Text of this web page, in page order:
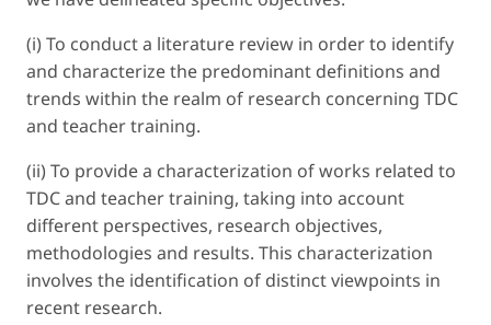
(i) To conduct a literature review in order to identify
and characterize the predominant definitions and
trends within the realm of research concerning TDC
and teacher training.
(ii) To provide a characterization of works related to
TDC and teacher training, taking into account
different perspectives, research objectives,
methodologies and results. This characterization
involves the identification of distinct viewpoints in
recent research.